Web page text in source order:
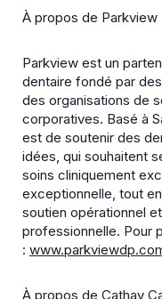
À propos de Parkview
Parkview est un
dentaire fondé par
des organisations de
corporatives. Basé à
est de soutenir des
idées, qui souhaitent
soins cliniquement
exceptionnelle, tout
soutien opérationnel
professionnelle. Pour
:
À propos de Cathay